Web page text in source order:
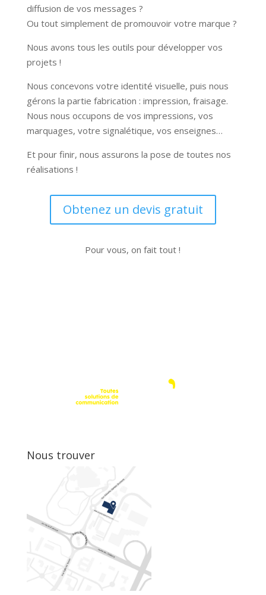
diffusion de vos messages ?
Ou tout simplement de promouvoir votre marque ?
Nous avons tous les outils pour développer vos
projets !
Nous concevons votre identité visuelle, puis nous
gérons la partie fabrication : impression, fraisage.
Nous nous occupons de vos impressions, vos
marquages, votre signalétique, vos enseignes…
Et pour finir, nous assurons la pose de toutes nos
réalisations !
Obtenez un devis gratuit
Pour vous, on fait tout !
Nous trouver